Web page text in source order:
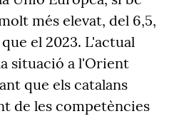
més elevat, del 6,5,
el 2023. L'actual
situació a l'Orient
que els catalans
de les competències